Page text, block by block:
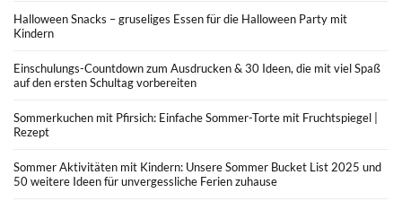
Halloween Snacks – gruseliges Essen für die Halloween Party mit
Kindern
Einschulungs-Countdown zum Ausdrucken & 30 Ideen, die mit viel Spaß
auf den ersten Schultag vorbereiten
Sommerkuchen mit Pfirsich: Einfache Sommer-Torte mit Fruchtspiegel |
Rezept
Sommer Aktivitäten mit Kindern: Unsere Sommer Bucket List 2025 und
50 weitere Ideen für unvergessliche Ferien zuhause